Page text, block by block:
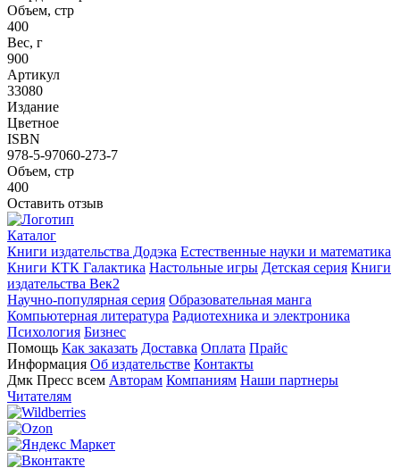
Объем, стр
400
Вес, г
900
Артикул
33080
Издание
Цветное
ISBN
978-5-97060-273-7
Объем, стр
400
Оставить отзыв
Каталог
Книги издательства Додэка Естественные науки и математика
Книги КТК Галактика Настольные игры Детская серия Книги
издательства Век2
Научно-популярная серия Образовательная манга
Компьютерная литература Радиотехника и электроника
Психология Бизнес
Помощь Как заказать Доставка Оплата Прайс
Информация Об издательстве Контакты
Дмк Пресс всем Авторам Компаниям Наши партнеры
Читателям